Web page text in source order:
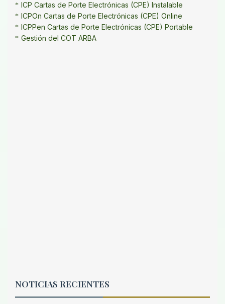
ICP Cartas de Porte Electrónicas (CPE) Instalable
ICPOn Cartas de Porte Electrónicas (CPE) Online
ICPPen Cartas de Porte Electrónicas (CPE) Portable
Gestión del COT ARBA
NOTICIAS RECIENTES